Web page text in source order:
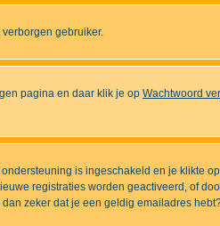
gebruiker.
pagina en daar klik je op Wachtwoord
is ingeschakeld en je klikte
registraties worden geactiveerd, of
zeker dat je een geldig emailadres